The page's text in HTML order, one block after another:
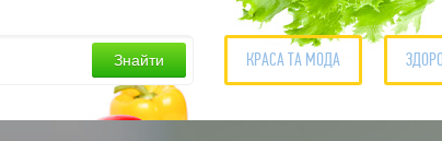
Знайти КРАСА ТА МОДА